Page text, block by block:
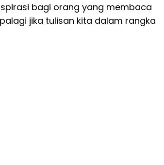
bagi orang yang membaca
jika tulisan kita dalam rangka